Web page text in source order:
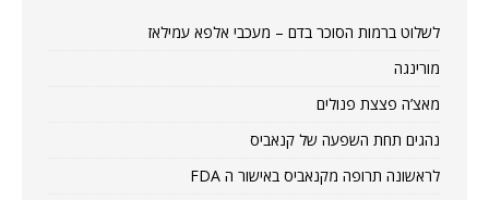
לשלוט ברמות הסוכר בדם – מעכבי אלפא עמילאז
מורינגה
מאצ’ה פצצת פנולים
נהגים תחת השפעה של קנאביס
לראשונה תרופה מקנאביס באישור ה FDA